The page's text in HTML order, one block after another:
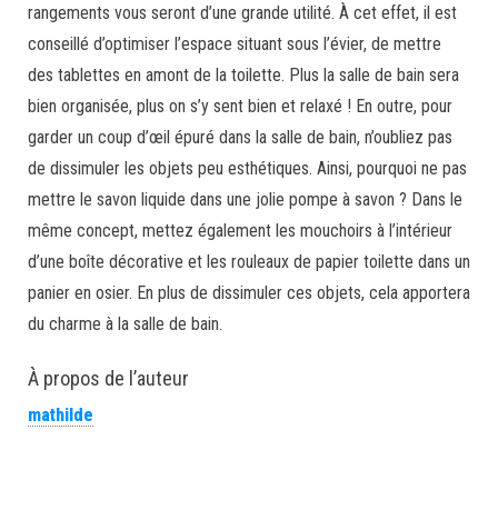
rangements vous seront d’une grande utilité. À cet effet, il est
conseillé d’optimiser l’espace situant sous l’évier, de mettre
des tablettes en amont de la toilette. Plus la salle de bain sera
bien organisée, plus on s’y sent bien et relaxé ! En outre, pour
garder un coup d’œil épuré dans la salle de bain, n’oubliez pas
de dissimuler les objets peu esthétiques. Ainsi, pourquoi ne pas
mettre le savon liquide dans une jolie pompe à savon ? Dans le
même concept, mettez également les mouchoirs à l’intérieur
d’une boîte décorative et les rouleaux de papier toilette dans un
panier en osier. En plus de dissimuler ces objets, cela apportera
du charme à la salle de bain.
À propos de l’auteur
mathilde